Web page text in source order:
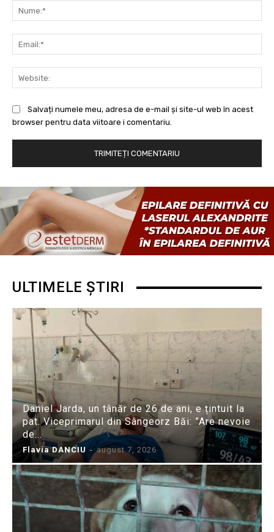
Salvați numele meu, adresa de e-mail și site-ul web în acest
browser pentru data viitoare i comentariu.
ULTIMELE ȘTIRI
Daniel Jarda, un tânăr de 26 de ani, e țintuit la
pat. Viceprimarul din Sângeorz Băi: ”Are nevoie
de...
Flavia DANCIU - august 7, 2026